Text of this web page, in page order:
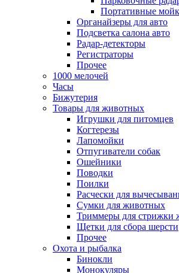
Портативные
Органайзеры для авто
Подсветка салона авто
Радар-детекторы
Регистраторы
Прочее
1000 мелочей
Часы
Бижутерия
Товары для животных
Игрушки для питомцев
Когтерезы
Лапомойки
Отпугиватели собак
Ошейники
Поводки
Поилки
Расчески для
Сумки для животных
Триммеры для стрижки
Щетки для сбора шерсти
Прочее
Охота и рыбалка
Бинокли
Монокуляры